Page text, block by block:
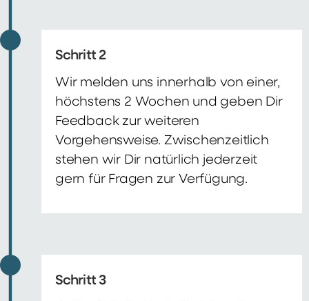
Schritt 2
Wir melden uns innerhalb von einer,
höchstens 2 Wochen und geben Dir
Feedback zur weiteren
Vorgehensweise. Zwischenzeitlich
stehen wir Dir natürlich jederzeit
gern für Fragen zur Verfügung.
Schritt 3